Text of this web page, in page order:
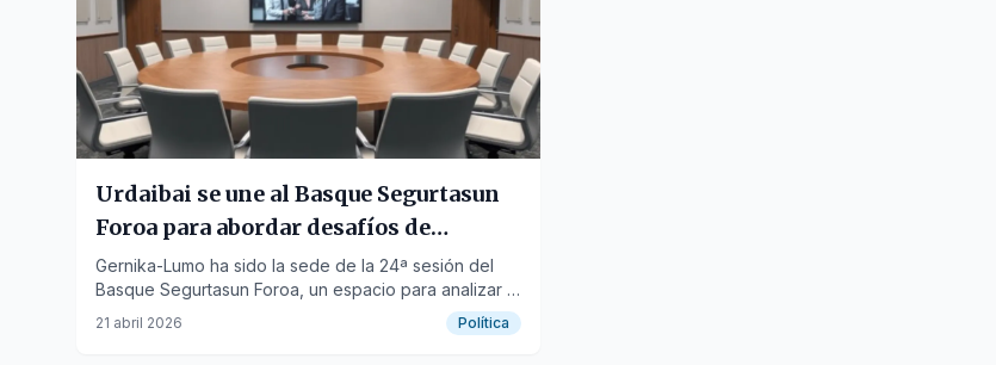
Urdaibai se une al Basque Segurtasun
Foroa para abordar desafíos de
seguridad
Gernika-Lumo ha sido la sede de la 24ª sesión del
Basque Segurtasun Foroa, un espacio para analizar la
seguridad comarcal.
21 abril 2026 Política